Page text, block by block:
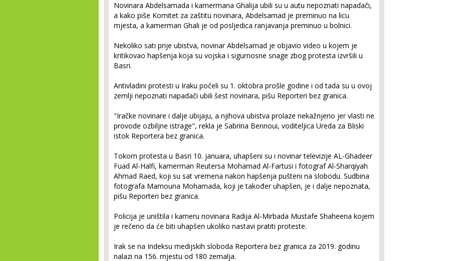
Novinara Abdelsamada i kamermana Ghalija ubili su u autu nepoznati napadači,
a kako piše Komitet za zaštitu novinara, Abdelsamad je preminuo na licu
mjesta, a kamerman Ghali je od posljedica ranjavanja preminuo u bolnici.
Nekoliko sati prije ubistva, novinar Abdelsamad je objavio video u kojem je
kritikovao hapšenja koja su vojska i sigurnosne snage zbog protesta izvršili u
Basri.
Antivladini protesti u Iraku počeli su 1. oktobra prošle godine i od tada su u ovoj
zemlji nepoznati napadači ubili šest novinara, pišu Reporteri bez granica.
"Iračke novinare i dalje ubijaju, a njihova ubistva prolaze nekažnjeno jer vlasti ne
provode ozbiljne istrage", rekla je Sabrina Bennoui, voditeljica Ureda za Bliski
istok Reportera bez granica.
Tokom protesta u Basri 10. januara, uhapšeni su i novinar televizije AL-Ghadeer
Fuad Al-Halfi, kamerman Reutersa Mohamad Al-Fartusi i fotograf Al-Sharqiyah
Ahmad Raed, koji su sat vremena nakon hapšenja pušteni na slobodu. Sudbina
fotografa Mamouna Mohamada, koji je također uhapšen, je i dalje nepoznata,
pišu Reporteri bez granica.
Policija je uništila i kameru novinara Radija Al-Mirbada Mustafe Shaheena kojem
je rečeno da će biti uhapšen ukoliko nastavi pratiti proteste.
Irak se na Indeksu medijskih sloboda Reportera bez granica za 2019. godinu
nalazi na 156. mjestu od 180 zemalja.